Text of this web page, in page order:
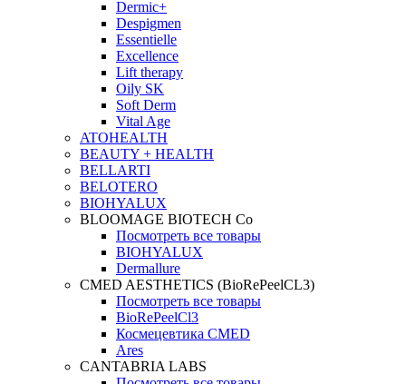
Dermic+
Despigmen
Essentielle
Excellence
Lift therapy
Oily SK
Soft Derm
Vital Age
ATOHEALTH
BEAUTY + HEALTH
BELLARTI
BELOTERO
BIOHYALUX
BLOOMAGE BIOTECH Co
Посмотреть все товары
BIOHYALUX
Dermallure
CMED AESTHETICS (BioRePeelCL3)
Посмотреть все товары
BioRePeelCl3
Космецевтика CMED
Ares
CANTABRIA LABS